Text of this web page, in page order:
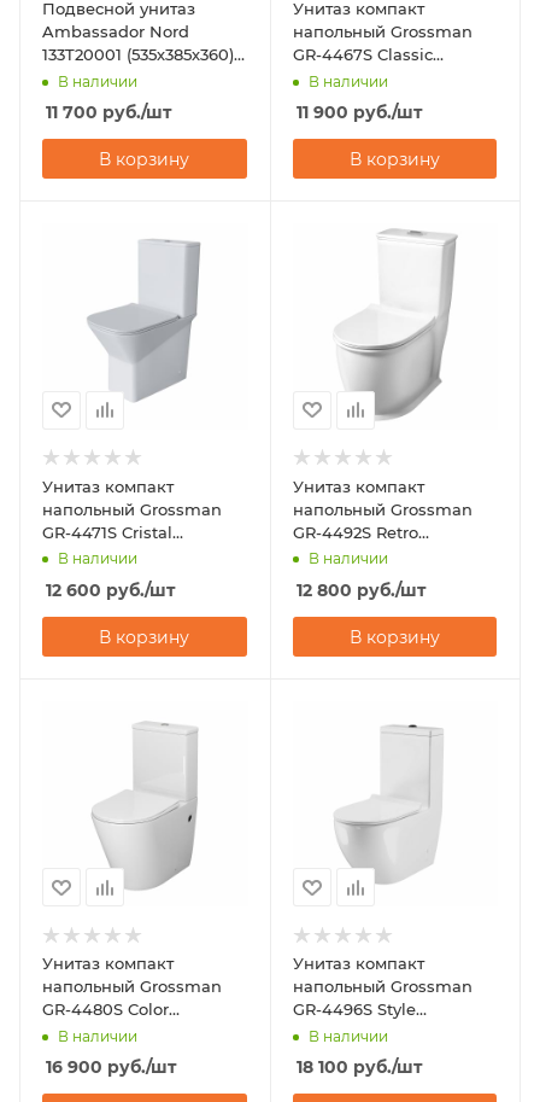
Подвесной унитаз
Ambassador Nord
133T20001 (535х385х360)
горизонтальный выпуск
В наличии
11 700 руб./шт
В корзину
Унитаз компакт
напольный Grossman
GR-4467S Classic
(620х360х820)
В наличии
11 900 руб./шт
В корзину
Унитаз компакт
напольный Grossman
GR-4471S Cristal
(600х355х860)
В наличии
12 600 руб./шт
В корзину
Унитаз компакт
напольный Grossman
GR-4492S Retro
(670х350х825)
В наличии
12 800 руб./шт
В корзину
Унитаз компакт
напольный Grossman
GR-4480S Color
(620х365х810)
В наличии
16 900 руб./шт
Унитаз компакт
напольный Grossman
GR-4496S Style
(675х365х830)
В наличии
18 100 руб./шт